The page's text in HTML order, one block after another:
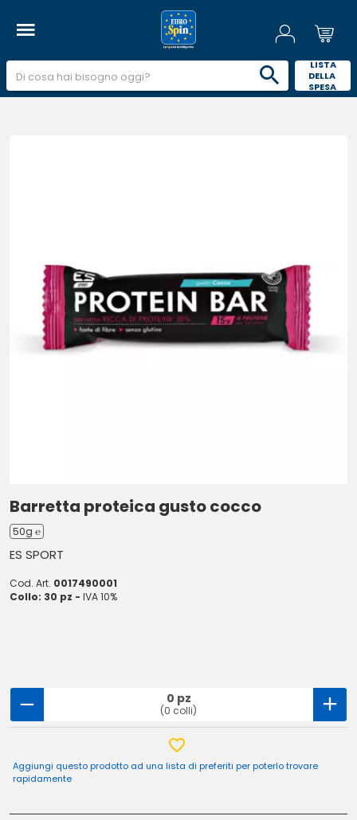
LISTA
DELLA
SPESA
Barretta proteica gusto cocco
50g ℮
ES SPORT
Cod. Art. 0017490001
Collo: 30 pz - IVA 10%
0 pz
(0 colli)
Aggiungi questo prodotto ad una lista di preferiti per poterlo trovare
rapidamente